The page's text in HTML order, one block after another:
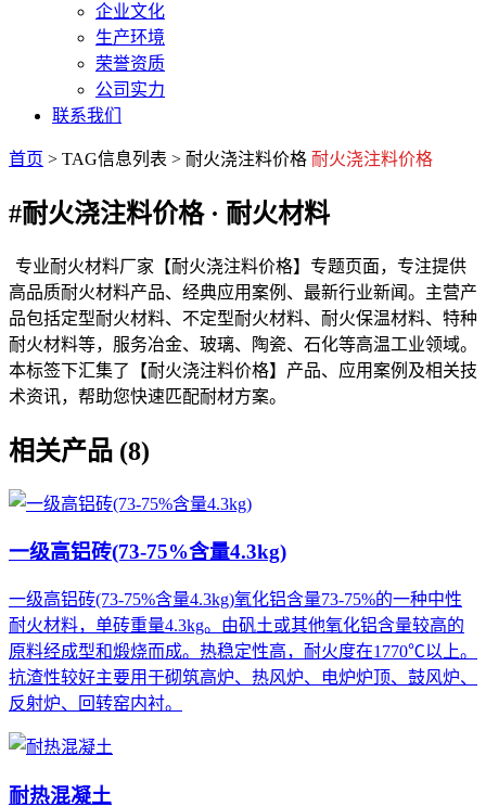
企业文化
生产环境
荣誉资质
公司实力
联系我们
首页 > TAG信息列表 > 耐火浇注料价格 耐火浇注料价格
#耐火浇注料价格· 耐火材料
专业耐火材料厂家【耐火浇注料价格】专题页面，专注提供
高品质耐火材料产品、经典应用案例、最新行业新闻。主营产
品包括定型耐火材料、不定型耐火材料、耐火保温材料、特种
耐火材料等，服务冶金、玻璃、陶瓷、石化等高温工业领域。
本标签下汇集了【耐火浇注料价格】产品、应用案例及相关技
术资讯，帮助您快速匹配耐材方案。
相关产品 (8)
一级高铝砖(73-75%含量4.3kg)
一级高铝砖(73-75%含量4.3kg)氧化铝含量73-75%的一种中性
耐火材料，单砖重量4.3kg。由矾土或其他氧化铝含量较高的
原料经成型和煅烧而成。热稳定性高，耐火度在1770℃以上。
抗渣性较好主要用于砌筑高炉、热风炉、电炉炉顶、鼓风炉、
反射炉、回转窑内衬。
耐热混凝土